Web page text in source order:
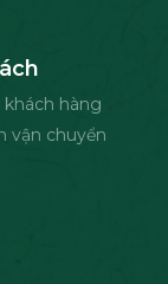
khách hàng
vận chuyển